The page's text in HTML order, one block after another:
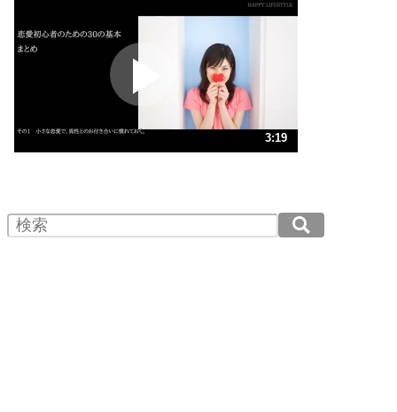
いらいらしない人になる30の方法
ポジティブになれない原因は、行動しないから。
ポジティブ思考になる30の方法
人生、なんとかなるもの。
気楽に生きる30の方法
4 器の大きい人は、怒りを優しさで表現する。
3:19
2.0倍速 （391KB 1分39秒）